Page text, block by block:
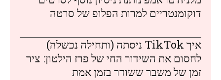
דוקומנטריים למרות הפלופ של סרטה
איך TikTok ניסתה (ותחילה נכשלה)
לחסום את השידור החי של פרז הילטון: ציר
זמן של משבר ששודר בזמן אמת